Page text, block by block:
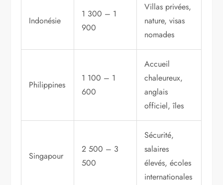
Indonésie
1 300 – 1
900
Villas privées,
nature, visas
nomades
Philippines
1 100 – 1
600
Accueil
chaleureux,
anglais
officiel, îles
Singapour
2 500 – 3
500
Sécurité,
salaires
élevés, écoles
internationales